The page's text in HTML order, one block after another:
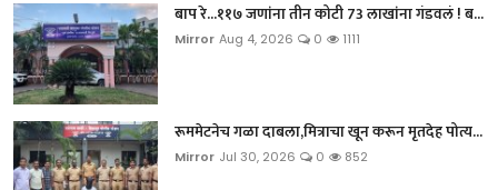
बाप रे...११७ जणांना तीन कोटी 73 लाखांना गंडवलं ! ब...
Mirror Aug 4, 2026 0 1111
रूममेटनेच गळा दाबला,मित्राचा खून करून मृतदेह पोत्य...
Mirror Jul 30, 2026 0 852